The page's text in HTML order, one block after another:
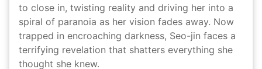
to close in, twisting reality and driving her into a
spiral of paranoia as her vision fades away. Now
trapped in encroaching darkness, Seo-jin faces a
terrifying revelation that shatters everything she
thought she knew.